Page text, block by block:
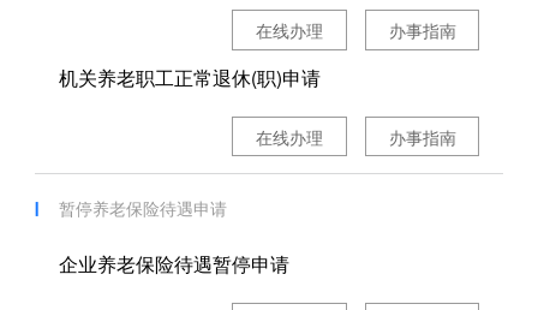
办事指南
在线办理
机关养老职工正常退休(职)申请
办事指南
在线办理
暂停养老保险待遇申请
企业养老保险待遇暂停申请